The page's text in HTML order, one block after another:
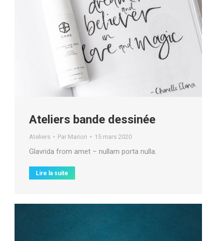
Ateliers bande dessinée
Ateliers Par Marion 15 mars 2020
Glavrida from amet – nullam porta nulla.
Lire la suite